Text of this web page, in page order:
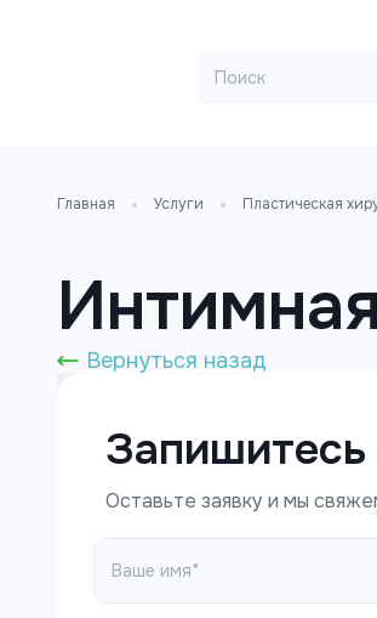
Главная Услуги Пластическая
Вернуться назад
Оставьте заявку и мы